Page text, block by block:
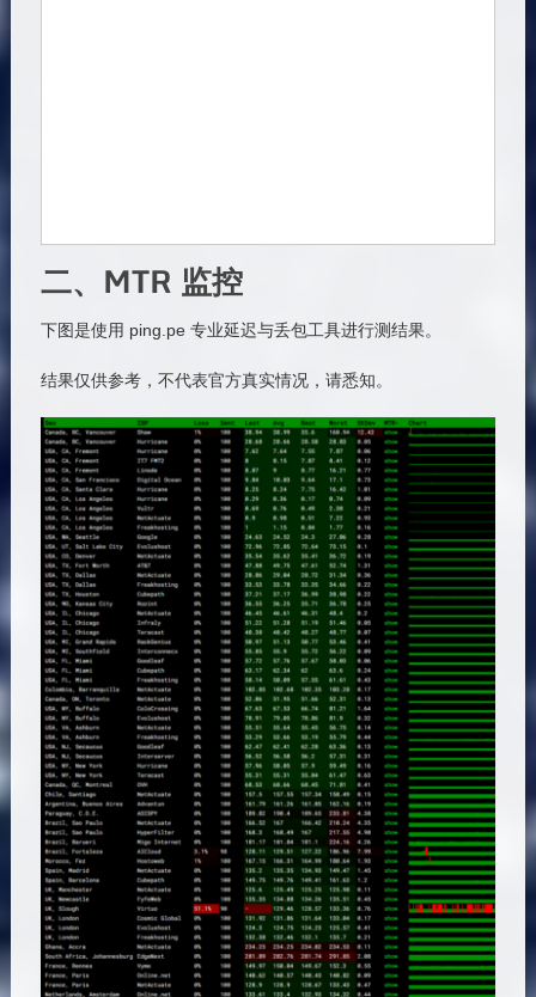
二、MTR 监控
下图是使用 ping.pe 专业延迟与丢包工具进行测结果。
结果仅供参考，不代表官方真实情况，请悉知。